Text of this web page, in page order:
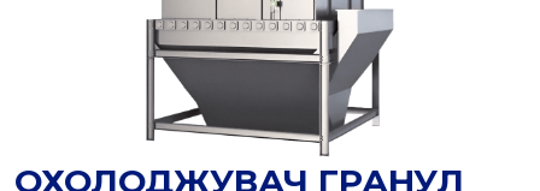
ОХОЛОДЖУВАЧ ГРАНУЛ